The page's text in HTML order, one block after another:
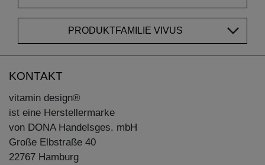
PRODUKTFAMILIE VIVUS
KONTAKT
vitamin design®
ist eine Herstellermarke
von DONA Handelsges. mbH
Große Elbstraße 40
22767 Hamburg